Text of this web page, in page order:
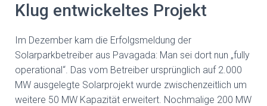
Klug entwickeltes Projekt
Im Dezember kam die Erfolgsmeldung der
Solarparkbetreiber aus Pavagada: Man sei dort nun „fully
operational“. Das vom Betreiber ursprünglich auf 2.000
MW ausgelegte Solarprojekt wurde zwischenzeitlich um
weitere 50 MW Kapazität erweitert. Nochmalige 200 MW